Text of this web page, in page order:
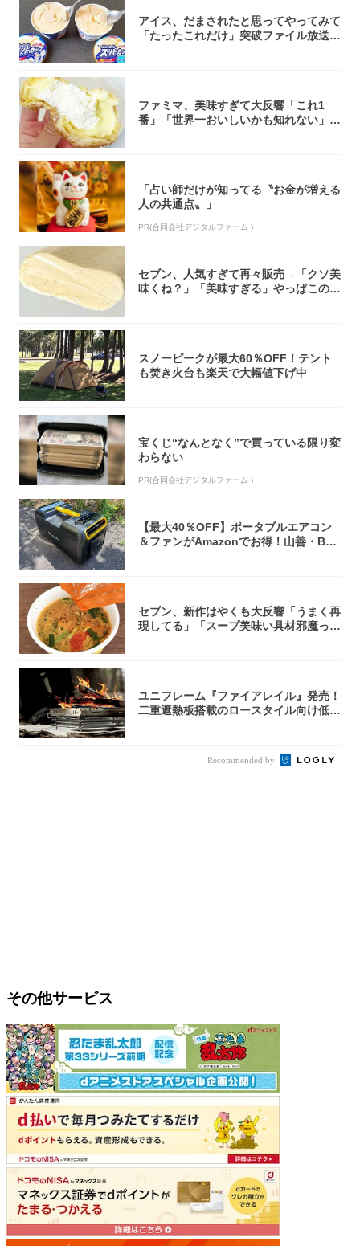
アイス、だまされたと思ってやってみて
「たったこれだけ」突破ファイル放送で
ファミマ、美味すぎて大反響「これ1
番」「世界一おいしいかも知れない」
「占い師だけが知ってる〝お金が増える
人の共通点〟」
PR(合同会社デジタルファーム )
セブン、人気すぎて再々販売→「クソ美
味くね？」「美味すぎる」やっぱこのク
スノーピークが最大60％OFF！テント
も焚き火台も楽天で大幅値下げ中
宝くじ“なんとなく”で買っている限り変
わらない
PR(合同会社デジタルファーム )
【最大40％OFF】ポータブルエアコン
＆ファンがAmazonでお得！山善・Bo
セブン、新作はやくも大反響「うまく再
現してる」「スープ美味い具材邪魔って
ユニフレーム『ファイアレイル』発売！
二重遮熱板搭載のロースタイル向け低型
Recommended by
その他サービス